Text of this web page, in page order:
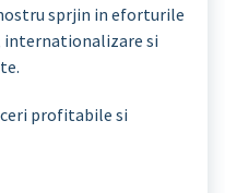
sprjin in eforturile
internationalizare si
profitabile si